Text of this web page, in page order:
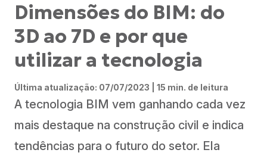
Dimensões do BIM: do
3D ao 7D e por que
utilizar a tecnologia
Última atualização: 07/07/2023 | 15 min. de leitura
A tecnologia BIM vem ganhando cada vez
mais destaque na construção civil e indica
tendências para o futuro do setor. Ela